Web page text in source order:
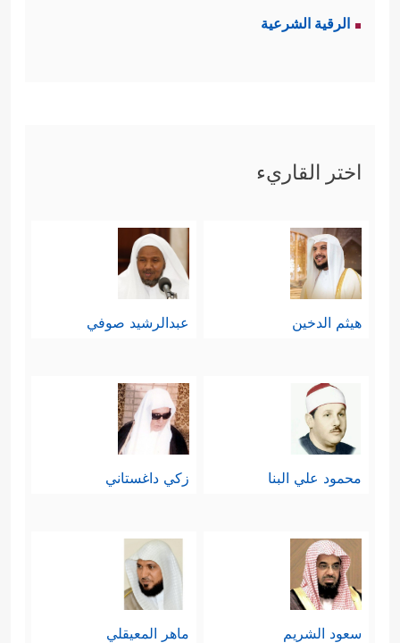
الرقية الشرعية
اختر القاريء
هيثم الدخين عبدالرشيد صوفي
محمود علي البنا زكي داغستاني
سعود الشريم ماهر المعيقلي